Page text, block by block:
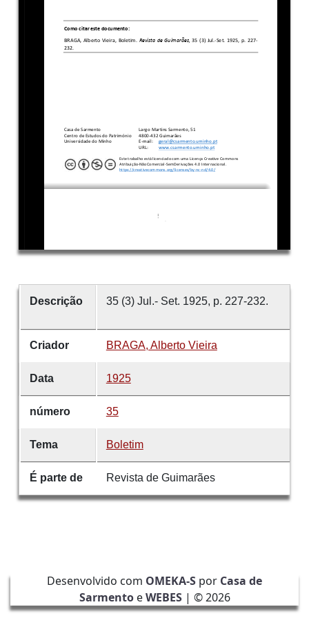
Descrição 35 (3) Jul.- Set. 1925, p. 227-232.
Criador BRAGA, Alberto Vieira
Data 1925
número 35
Tema Boletim
É parte de Revista de Guimarães
Desenvolvido com OMEKA-S por Casa de
SarmentoeWEBES| ©2026